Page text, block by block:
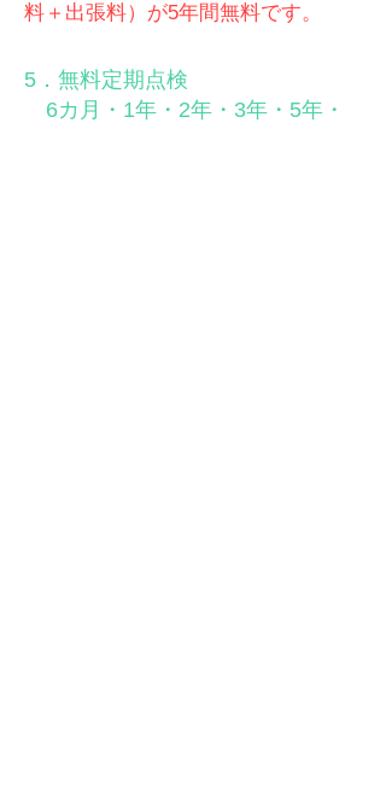
料＋出張料）が5年間無料です。
5．無料定期点検
6カ月・1年・2年・3年・5年・